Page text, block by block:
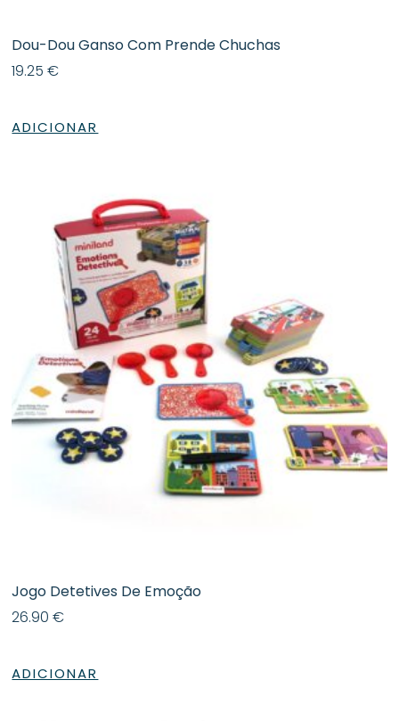
Dou-Dou Ganso Com Prende Chuchas
19.25€
ADICIONAR
Jogo Detetives De Emoção
26.90€
ADICIONAR